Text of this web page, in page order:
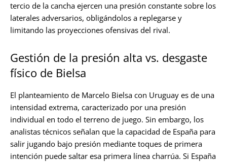
tercio de la cancha ejercen una presión constante sobre los
laterales adversarios, obligándolos a replegarse y
limitando las proyecciones ofensivas del rival.
Gestión de la presión alta vs. desgaste
físico de Bielsa
El planteamiento de Marcelo Bielsa con Uruguay es de una
intensidad extrema, caracterizado por una presión
individual en todo el terreno de juego. Sin embargo, los
analistas técnicos señalan que la capacidad de España para
salir jugando bajo presión mediante toques de primera
intención puede saltar esa primera línea charrúa. Si España